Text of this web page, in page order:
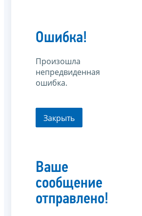
Ошибка!
Произошла
непредвиденная
ошибка.
Закрыть
Ваше
сообщение
отправлено!